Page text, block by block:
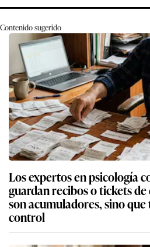
Contenido sugerido
Los expertos en psicología
guardan recibos o tickets
son acumuladores, sino
control